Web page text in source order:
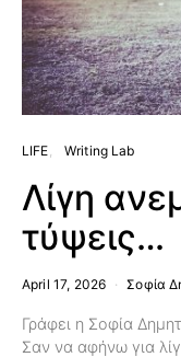
LIFE Writing Lab
Λίγη
τύψεις…
April 17, 2026 Σοφία
Γράφει η Σοφία
Σαν να αφήνω για